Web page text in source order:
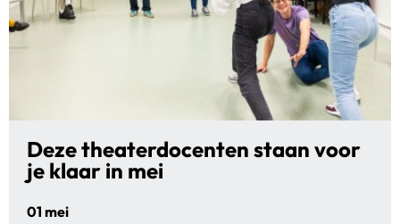
Deze theaterdocenten staan voor
je klaar in mei
01 mei